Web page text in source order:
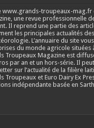
www.grands-troupeaux-mag.fr
une revue professionnelle
Il reprend une partie des
les principales actualités
L’annuaire du site
du monde agricole
Troupeaux Magazine est
par an et un hors-série. Il peut
sur l’actualité de la filière
Troupeaux et Euro Dairy Ex
indépendante basée en